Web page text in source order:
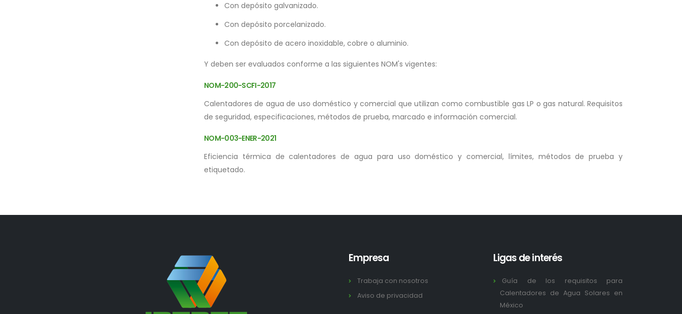
Con depósito galvanizado.
Con depósito porcelanizado.
Con depósito de acero inoxidable, cobre o aluminio.
Y deben ser evaluados conforme a las siguientes NOM's vigentes:
NOM-200-SCFI-2017
Calentadores de agua de uso doméstico y comercial que utilizan como combustible gas LP o gas natural. Requisitos
de seguridad, especificaciones, métodos de prueba, marcado e información comercial.
NOM-003-ENER-2021
Eficiencia térmica de calentadores de agua para uso doméstico y comercial, límites, métodos de prueba y
etiquetado.
Empresa
Trabaja con nosotros
Aviso de privacidad
Ligas de interés
Guía de los requisitos para
Calentadores de Agua Solares en
México